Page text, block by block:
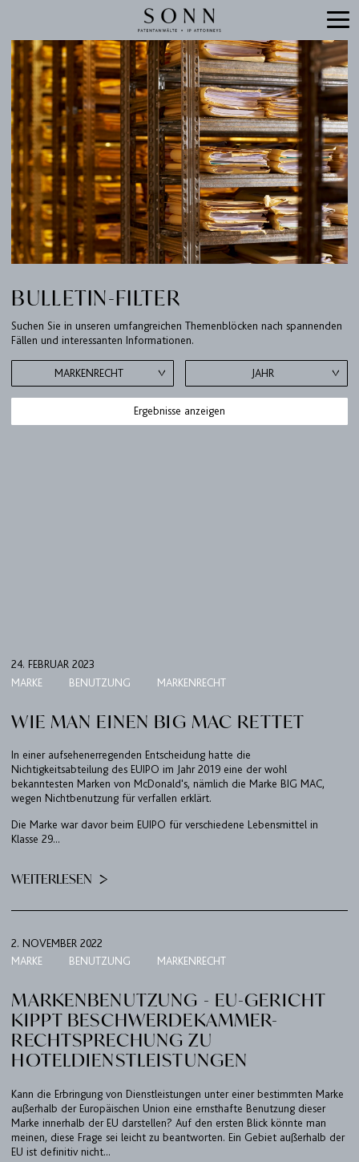
KARRIERE
KONTAKT
PORT
IMPRESSUM & DATENSCHUTZ
BULLETIN-FILTER
Suchen Sie in unseren umfangreichen Themenblöcken nach spannenden
Fällen und interessanten Informationen.
MARKENRECHT JAHR
Ergebnisse anzeigen
24. FEBRUAR 2023
MARKE
BENUTZUNG MARKENRECHT
WIE MAN EINEN BIG MAC RETTET
In einer aufsehenerregenden Entscheidung hatte die
Nichtigkeitsabteilung des EUIPO im Jahr 2019 eine der wohl
bekanntesten Marken von McDonald's, nämlich die Marke BIG MAC,
wegen Nichtbenutzung für verfallen erklärt.
Die Marke war davor beim EUIPO für verschiedene Lebensmittel in
Klasse 29...
WEITERLESEN
2. NOVEMBER 2022
MARKE
BENUTZUNG MARKENRECHT
MARKENBENUTZUNG - EU-GERICHT
KIPPT BESCHWERDEKAMMER-
RECHTSPRECHUNG ZU
HOTELDIENSTLEISTUNGEN
Kann die Erbringung von Dienstleistungen unter einer bestimmten Marke
außerhalb der Europäischen Union eine ernsthafte Benutzung dieser
Marke innerhalb der EU darstellen? Auf den ersten Blick könnte man
meinen, diese Frage sei leicht zu beantworten. Ein Gebiet außerhalb der
EU ist definitiv nicht...